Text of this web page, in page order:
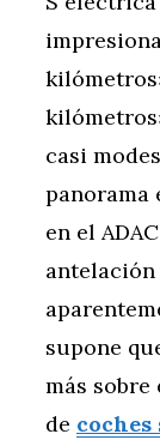
casi
panorama
en el
antelación
supone
más
de